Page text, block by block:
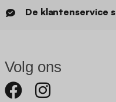
De klantenservice
Volg ons